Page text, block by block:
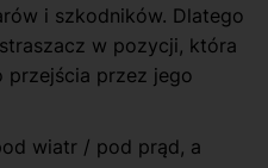
i szkodników. Dlatego
w pozycji, która
przejścia przez jego
wiatr / pod prąd, a